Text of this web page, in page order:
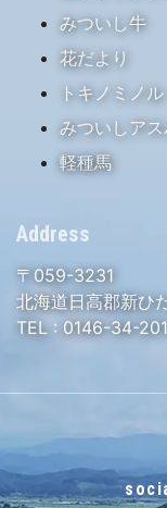
みついし牛
花だより
トキノミノル
みついしアス
軽種馬
Address
〒059-3231
北海道日高郡新ひ
TEL : 0146-34-